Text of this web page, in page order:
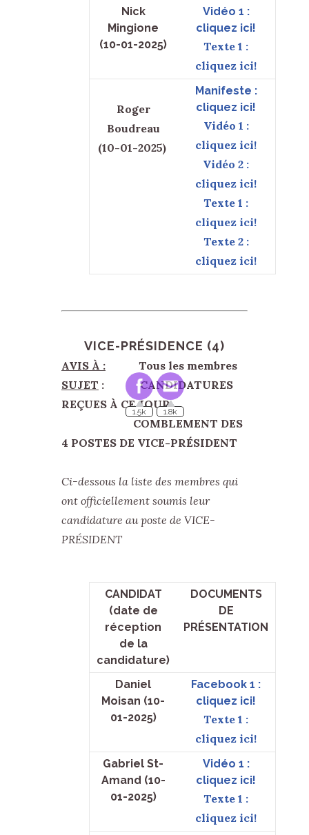
Nick
Mingione
(10-01-2025)
Vidéo 1 :
cliquez ici!
Texte 1 :
cliquez ici!
Roger
Boudreau
(10-01-2025)
Manifeste :
cliquez ici!
Vidéo 1 :
cliquez ici!
Vidéo 2 :
cliquez ici!
Texte 1 :
cliquez ici!
Texte 2 :
cliquez ici!
VICE-PRÉSIDENCE (4)
AVIS À : Tous les membres
SUJET : CANDIDATURES
REÇUES À CE JOUR
COMBLEMENT DES
4 POSTES DE VICE-PRÉSIDENT
Ci-dessous la liste des membres qui
ont officiellement soumis leur
candidature au poste de VICE-
PRÉSIDENT
CANDIDAT
(date de
réception
de la
candidature)
DOCUMENTS
DE
PRÉSENTATION
Daniel
Moisan (10-
01-2025)
Facebook 1 :
cliquez ici!
Texte 1 :
cliquez ici!
Gabriel St-
Amand (10-
01-2025)
Vidéo 1 :
cliquez ici!
Texte 1 :
cliquez ici!